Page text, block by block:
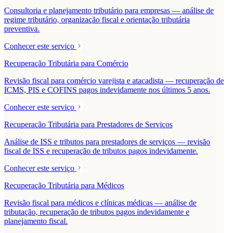
Consultoria e planejamento tributário para empresas — análise de
regime tributário, organização fiscal e orientação tributária
preventiva.
Conhecer este serviço
Recuperação Tributária para Comércio
Revisão fiscal para comércio varejista e atacadista — recuperação de
ICMS, PIS e COFINS pagos indevidamente nos últimos 5 anos.
Conhecer este serviço
Recuperação Tributária para Prestadores de Serviços
Análise de ISS e tributos para prestadores de serviços — revisão
fiscal de ISS e recuperação de tributos pagos indevidamente.
Conhecer este serviço
Recuperação Tributária para Médicos
Revisão fiscal para médicos e clínicas médicas — análise de
tributação, recuperação de tributos pagos indevidamente e
planejamento fiscal.